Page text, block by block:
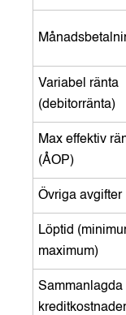
Variabel ränta
(debitorränta)
Max effektiv
(ÅOP)
Övriga avgifter
Löptid
maximum)
Sammanlagda
kreditkostnader